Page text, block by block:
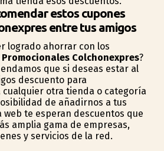
estos cupones
entre tus amigos
logrado ahorrar con los
Colchonexpres?
que si deseas estar al
descuento para
cualquier otra tienda o categoría
de añadirnos a tus
te esperan descuentos que
amplia gama de empresas,
y servicios de la red.